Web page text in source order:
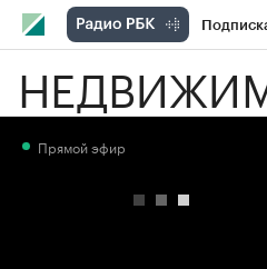
РБК Вино
Прямой эфир